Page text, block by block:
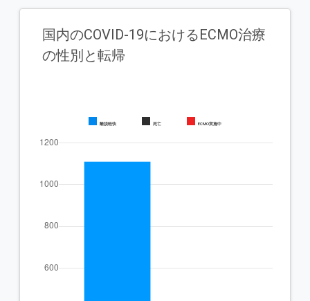
国内のCOVID-19におけるECMO治療
の性別と転帰
離脱軽快 死亡 ECMO実施中